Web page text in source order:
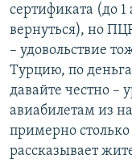
сертификата (до
вернуться), но
– удовольствие
Турцию, по
давайте честно –
авиабилетам из
примерно
рассказывает